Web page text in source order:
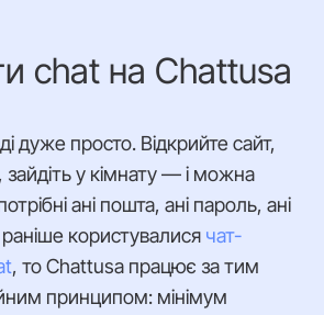
chat на Chattusa
дуже просто. Відкрийте сайт,
зайдіть у кімнату — і можна
ані пошта, ані пароль, ані
користувалися чат-
, то Chattusa працює за тим
принципом: мінімум